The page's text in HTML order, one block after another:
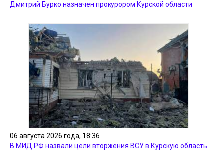
Дмитрий Бурко назначен прокурором Курской области
06 августа 2026 года, 18:36
В МИД РФ назвали цели вторжения ВСУ в Курскую область